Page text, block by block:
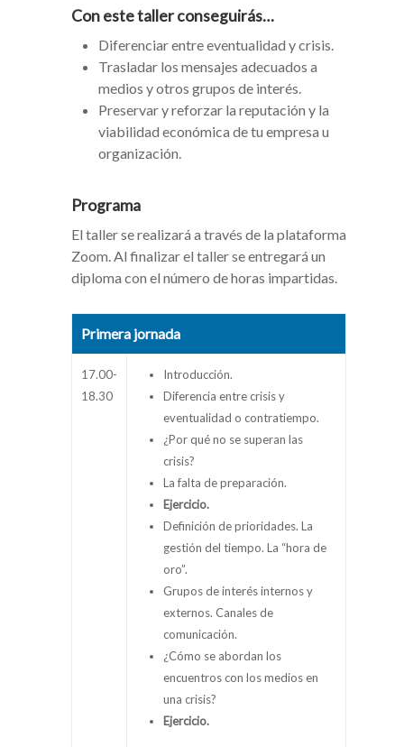
Con este taller conseguirás…
Diferenciar entre eventualidad y crisis.
Trasladar los mensajes adecuados a
medios y otros grupos de interés.
Preservar y reforzar la reputación y la
viabilidad económica de tu empresa u
organización.
Programa
El taller se realizará a través de la plataforma
Zoom. Al finalizar el taller se entregará un
diploma con el número de horas impartidas.
Primera jornada
17.00-
18.30
Introducción.
Diferencia entre crisis y
eventualidad o contratiempo.
¿Por qué no se superan las
crisis?
La falta de preparación.
Ejercicio.
Definición de prioridades. La
gestión del tiempo. La “hora de
oro”.
Grupos de interés internos y
externos. Canales de
comunicación.
¿Cómo se abordan los
encuentros con los medios en
una crisis?
Ejercicio.